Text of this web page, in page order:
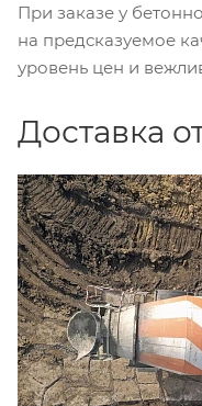
При заказе у
на предсказуемое
уровень цен и
Доставка